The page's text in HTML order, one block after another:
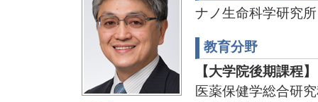
ナノ生命科学研究所
教育分野
【大学院後期課程】
医薬保健学総合研